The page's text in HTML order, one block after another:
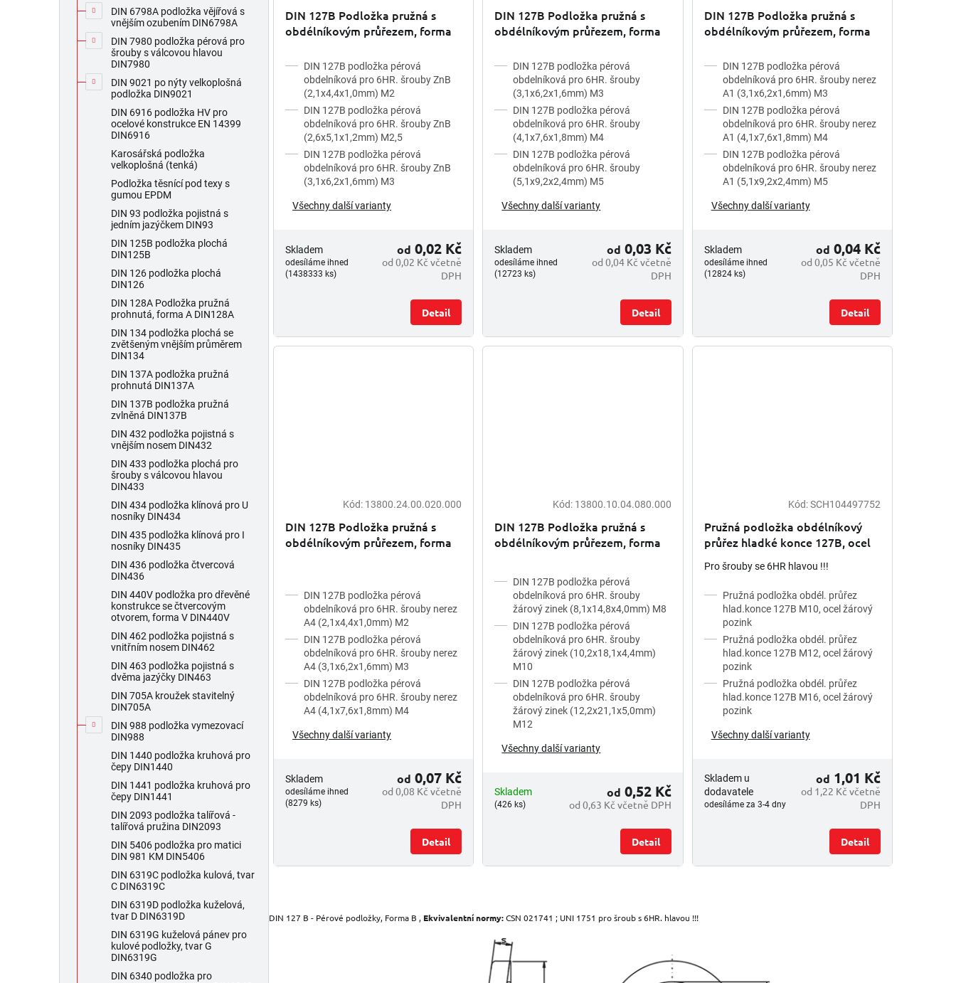
DIN 6798A podložka vějířová s
vnějším ozubením DIN6798A
DIN 7980 podložka pérová pro
šrouby s válcovou hlavou
DIN7980
DIN 9021 po nýty velkoplošná
podložka DIN9021
DIN 6916 podložka HV pro
ocelové konstrukce EN 14399
DIN6916
Karosářská podložka
velkoplošná (tenká)
Podložka těsnící pod texy s
gumou EPDM
DIN 93 podložka pojistná s
jedním jazýčkem DIN93
DIN 125B podložka plochá
DIN125B
DIN 126 podložka plochá
DIN126
DIN 128A Podložka pružná
prohnutá, forma A DIN128A
DIN 134 podložka plochá se
zvětšeným vnějším průměrem
DIN134
DIN 137A podložka pružná
prohnutá DIN137A
DIN 137B podložka pružná
zvlněná DIN137B
DIN 432 podložka pojistná s
vnějším nosem DIN432
DIN 433 podložka plochá pro
šrouby s válcovou hlavou
DIN433
DIN 434 podložka klínová pro U
nosníky DIN434
DIN 435 podložka klínová pro I
nosníky DIN435
DIN 436 podložka čtvercová
DIN436
DIN 440V podložka pro dřevěné
konstrukce se čtvercovým
otvorem, forma V DIN440V
DIN 462 podložka pojistná s
vnitřním nosem DIN462
DIN 463 podložka pojistná s
dvěma jazýčky DIN463
DIN 705A kroužek stavitelný
DIN705A
DIN 988 podložka vymezovací
DIN988
DIN 1440 podložka kruhová pro
čepy DIN1440
DIN 1441 podložka kruhová pro
čepy DIN1441
DIN 2093 podložka talířová -
talířová pružina DIN2093
DIN 5406 podložka pro matici
DIN 981 KM DIN5406
DIN 6319C podložka kulová, tvar
C DIN6319C
DIN 6319D podložka kuželová,
tvar D DIN6319D
DIN 6319G kuželová pánev pro
kulové podložky, tvar G
DIN6319G
DIN 6340 podložka pro
DIN 127B Podložka pružná s
obdélníkovým průřezem, forma
DIN 127B podložka pérová
obdelníková pro 6HR. šrouby ZnB
(2,1x4,4x1,0mm) M2
DIN 127B podložka pérová
obdelníková pro 6HR. šrouby ZnB
(2,6x5,1x1,2mm) M2,5
DIN 127B podložka pérová
obdelníková pro 6HR. šrouby ZnB
(3,1x6,2x1,6mm) M3
Všechny další varianty
Skladem
odesíláme ihned
(1438333 ks)
od 0,02 Kč včetně
DPH
od 0,02 Kč
Detail
DIN 127B Podložka pružná s
obdélníkovým průřezem, forma
DIN 127B podložka pérová
obdelníková pro 6HR. šrouby
(3,1x6,2x1,6mm) M3
DIN 127B podložka pérová
obdelníková pro 6HR. šrouby
(4,1x7,6x1,8mm) M4
DIN 127B podložka pérová
obdelníková pro 6HR. šrouby
(5,1x9,2x2,4mm) M5
Všechny další varianty
Skladem
odesíláme ihned
(12723 ks)
od 0,04 Kč včetně
DPH
od 0,03 Kč
Detail
DIN 127B Podložka pružná s
obdélníkovým průřezem, forma
A1 DIN 127B podložka pérová
obdelníková pro 6HR. šrouby nerez
A1 (3,1x6,2x1,6mm) M3
DIN 127B podložka pérová
obdelníková pro 6HR. šrouby nerez
A1 (4,1x7,6x1,8mm) M4
DIN 127B podložka pérová
obdelníková pro 6HR. šrouby nerez
A1 (5,1x9,2x2,4mm) M5
Všechny další varianty
Skladem
odesíláme ihned
(12824 ks)
od 0,05 Kč včetně
DPH
od 0,04 Kč
Detail
Kód: 13800.24.00.020.000
DIN 127B Podložka pružná s
obdélníkovým průřezem, forma
DIN 127B podložka pérová
obdelníková pro 6HR. šrouby nerez
A4 (2,1x4,4x1,0mm) M2
DIN 127B podložka pérová
obdelníková pro 6HR. šrouby nerez
A4 (3,1x6,2x1,6mm) M3
DIN 127B podložka pérová
obdelníková pro 6HR. šrouby nerez
A4 (4,1x7,6x1,8mm) M4
Všechny další varianty
Skladem
odesíláme ihned
(8279 ks)
od 0,08 Kč včetně
DPH
od 0,07 Kč
Detail
Kód: 13800.10.04.080.000
DIN 127B Podložka pružná s
obdélníkovým průřezem, forma
DIN 127B podložka pérová
obdelníková pro 6HR. šrouby
žárový zinek (8,1x14,8x4,0mm) M8
DIN 127B podložka pérová
obdelníková pro 6HR. šrouby
žárový zinek (10,2x18,1x4,4mm)
M10
DIN 127B podložka pérová
obdelníková pro 6HR. šrouby
žárový zinek (12,2x21,1x5,0mm)
M12
Všechny další varianty
Skladem
(426 ks) od 0,63 Kč včetně DPH
od 0,52 Kč
Detail
Kód:SCH104497752
Pružná podložka obdélníkový
průřez hladké konce 127B, ocel
Pro šrouby se 6HR hlavou !!!
Pružná podložka obdél. průřez
hlad.konce 127B M10, ocel žárový
pozink
Pružná podložka obdél. průřez
hlad.konce 127B M12, ocel žárový
pozink
Pružná podložka obdél. průřez
hlad.konce 127B M16, ocel žárový
pozink
Všechny další varianty
Skladem u
dodavatele
odesíláme za 3-4 dny
od 1,22 Kč včetně
DPH
od 1,01 Kč
Detail
l
DIN 127 B - Pérové podložky, Forma B , Ekvivalentní normy:CSN 021741 ; UNI 1751 pro šroub s 6HR. hlavou !!!